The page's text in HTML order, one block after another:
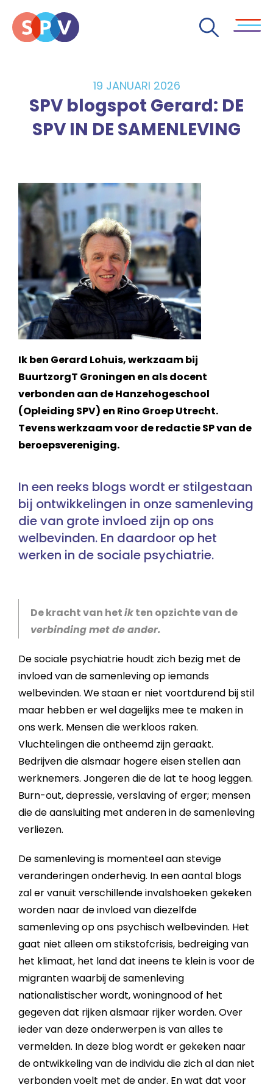
19 JANUARI 2026
SPV blogspot Gerard: DE
SPV IN DE SAMENLEVING
Ik ben Gerard Lohuis, werkzaam bij
BuurtzorgT Groningen en als docent
verbonden aan de Hanzehogeschool
(Opleiding SPV) en Rino Groep Utrecht.
Tevens werkzaam voor de redactie SP van de
beroepsvereniging.
In een reeks blogs wordt er stilgestaan
bij ontwikkelingen in onze samenleving
die van grote invloed zijn op ons
welbevinden. En daardoor op het
werken in de sociale psychiatrie.
De kracht van hetikten opzichte van de
verbinding met de ander.
De sociale psychiatrie houdt zich bezig met de
invloed van de samenleving op iemands
welbevinden. We staan er niet voortdurend bij stil
maar hebben er wel dagelijks mee te maken in
ons werk. Mensen die werkloos raken.
Vluchtelingen die ontheemd zijn geraakt.
Bedrijven die alsmaar hogere eisen stellen aan
werknemers. Jongeren die de lat te hoog leggen.
Burn-out, depressie, verslaving of erger; mensen
die de aansluiting met anderen in de samenleving
verliezen.
De samenleving is momenteel aan stevige
veranderingen onderhevig. In een aantal blogs
zal er vanuit verschillende invalshoeken gekeken
worden naar de invloed van diezelfde
samenleving op ons psychisch welbevinden. Het
gaat niet alleen om stikstofcrisis, bedreiging van
het klimaat, het land dat ineens te klein is voor de
migranten waarbij de samenleving
nationalistischer wordt, woningnood of het
gegeven dat rijken alsmaar rijker worden. Over
ieder van deze onderwerpen is van alles te
vermelden. In deze blog wordt er gekeken naar
de ontwikkeling van de individu die zich al dan niet
verbonden voelt met de ander. En wat dat voor